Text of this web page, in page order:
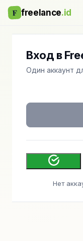
F freelance.id
Вход в
Один аккаунт
Нет